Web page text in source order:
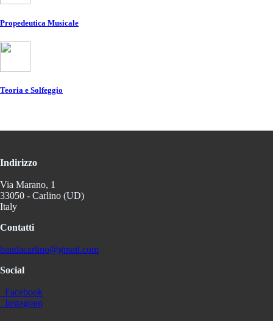
Propedeutica Musicale
Teoria e Solfeggio
Indirizzo
Via Marano, 1
33050 - Carlino (UD)
Italy
Contatti
bandacarlino@gmail.com
Social
Facebook
Instagram